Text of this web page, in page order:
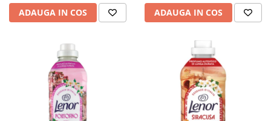
ADAUGA IN COS ADAUGA IN COS